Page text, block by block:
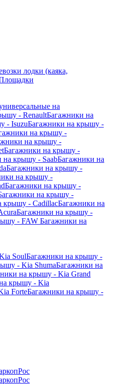
лодки (каяка,
на
- RenaultБагажники на
- IsuzuБагажники на крышу -
на крышу -
на крышу -
Багажники на крышу -
на крышу - SaabБагажники на
Багажники на крышу -
на крышу -
Багажники на крышу -
на крышу -
крышу - CadillacБагажники на
Багажники на крышу -
- FAW Багажники на
SoulБагажники на крышу -
- Kia ShumaБагажники на
на крышу - Kia Grand
крышу - Kia
ForteБагажники на крышу -